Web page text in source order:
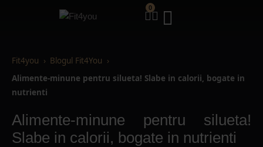
0
Fit4you
Blogul Fit4You
Alimente-minune pentru silueta! Slabe in calorii, bogate in
nutrienti
Alimente-minune pentru silueta!
Slabe in calorii, bogate in nutrienti